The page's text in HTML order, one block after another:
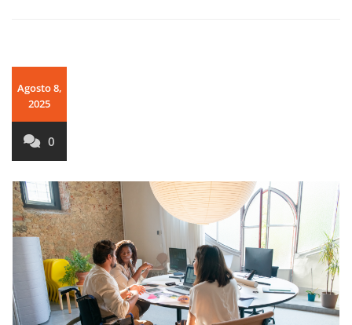
Agosto 8,
2025
0